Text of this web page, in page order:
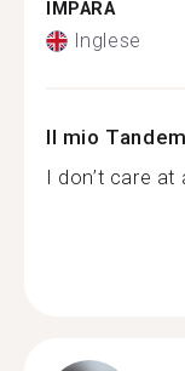
IMPARA
Inglese
Il mio
I don’t care at